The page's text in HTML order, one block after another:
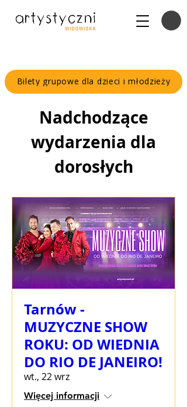
Bilety grupowe dla dzieci i młodzieży
Nadchodzące
wydarzenia dla
dorosłych
Tarnów -
MUZYCZNE SHOW
ROKU: OD WIEDNIA
DO RIO DE JANEIRO!
wt., 22 wrz
Więcej informacji